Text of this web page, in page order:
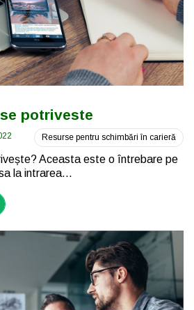
potriveste
Resurse pentru schimbări în carieră
Aceasta este o întrebare pe
la intrarea...